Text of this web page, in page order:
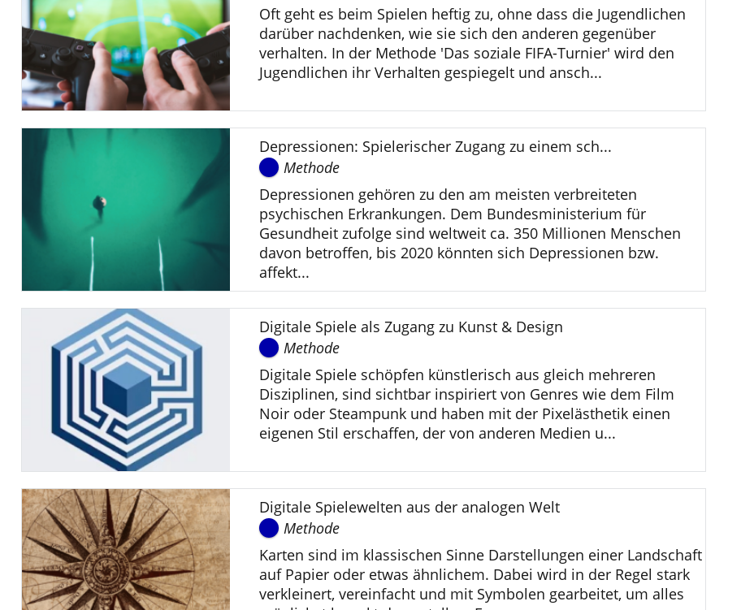
Oft geht es beim Spielen heftig zu, ohne dass die Jugendlichen
darüber nachdenken, wie sie sich den anderen gegenüber
verhalten. In der Methode 'Das soziale FIFA-Turnier' wird den
Jugendlichen ihr Verhalten gespiegelt und ansch...
Depressionen: Spielerischer Zugang zu einem sch...
Methode
Depressionen gehören zu den am meisten verbreiteten
psychischen Erkrankungen. Dem Bundesministerium für
Gesundheit zufolge sind weltweit ca. 350 Millionen Menschen
davon betroffen, bis 2020 könnten sich Depressionen bzw.
affekt...
Digitale Spiele als Zugang zu Kunst & Design
Methode
Digitale Spiele schöpfen künstlerisch aus gleich mehreren
Disziplinen, sind sichtbar inspiriert von Genres wie dem Film
Noir oder Steampunk und haben mit der Pixelästhetik einen
eigenen Stil erschaffen, der von anderen Medien u...
Digitale Spielewelten aus der analogen Welt
Methode
Karten sind im klassischen Sinne Darstellungen einer Landschaft
auf Papier oder etwas ähnlichem. Dabei wird in der Regel stark
verkleinert, vereinfacht und mit Symbolen gearbeitet, um alles